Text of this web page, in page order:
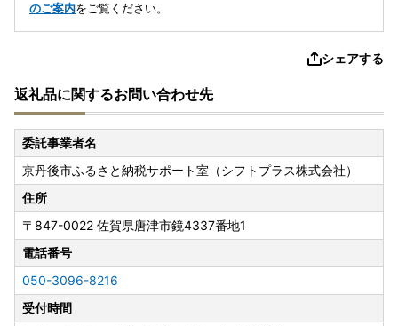
のご案内をご覧ください。
シェアする
返礼品に関するお問い合わせ先
委託事業者名
京丹後市ふるさと納税サポート室（シフトプラス株式会社）
住所
〒847-0022 佐賀県唐津市鏡4337番地1
電話番号
050-3096-8216
受付時間